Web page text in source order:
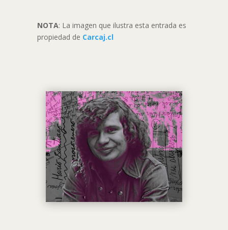
NOTA: La imagen que ilustra esta entrada es
propiedad de Carcaj.cl